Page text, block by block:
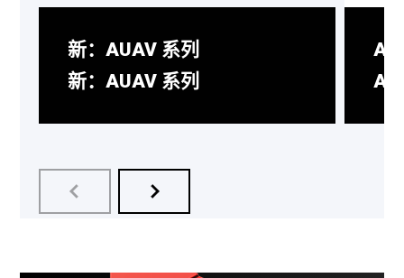
新：AUAV 系列
新：AUAV 系列
AUAV 系列是专为满足无人驾驶飞行